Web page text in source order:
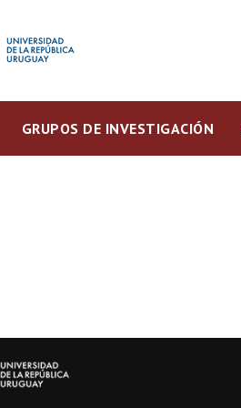
GRUPOS DE INVESTIGACIÓN